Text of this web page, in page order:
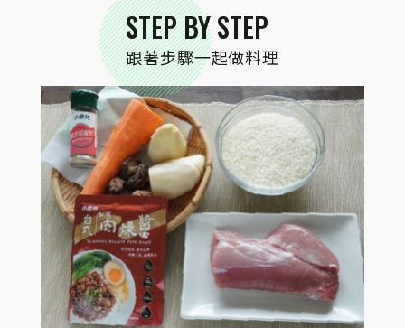
STEP BY STEP
跟著步驟一起做料理
STEP02
乾香菇泡水後切丁，竹筍與豬肉切丁，紅蘿
蔔切小丁